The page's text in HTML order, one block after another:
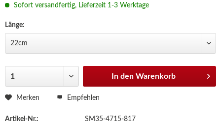
Sofort versandfertig, Lieferzeit 1-3 Werktage
Länge:
In den Warenkorb
Merken Empfehlen
Artikel-Nr.: SM35-4715-817